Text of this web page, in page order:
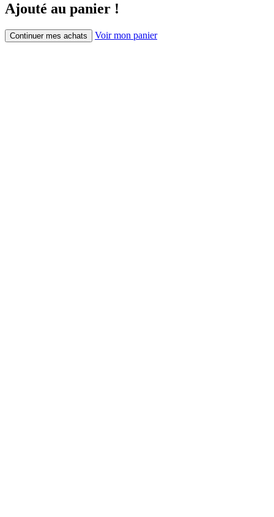
Ajouté au panier !
Continuer mes achats Voir mon panier